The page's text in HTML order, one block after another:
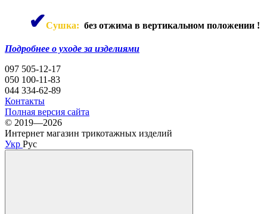
✔Сушка: без отжима в вертикальном положении !
Подробнее о уходе за изделиями
097 505-12-17
050 100-11-83
044 334-62-89
Контакты
Полная версия сайта
© 2019—2026
Интернет магазин трикотажных изделий
Укр Рус